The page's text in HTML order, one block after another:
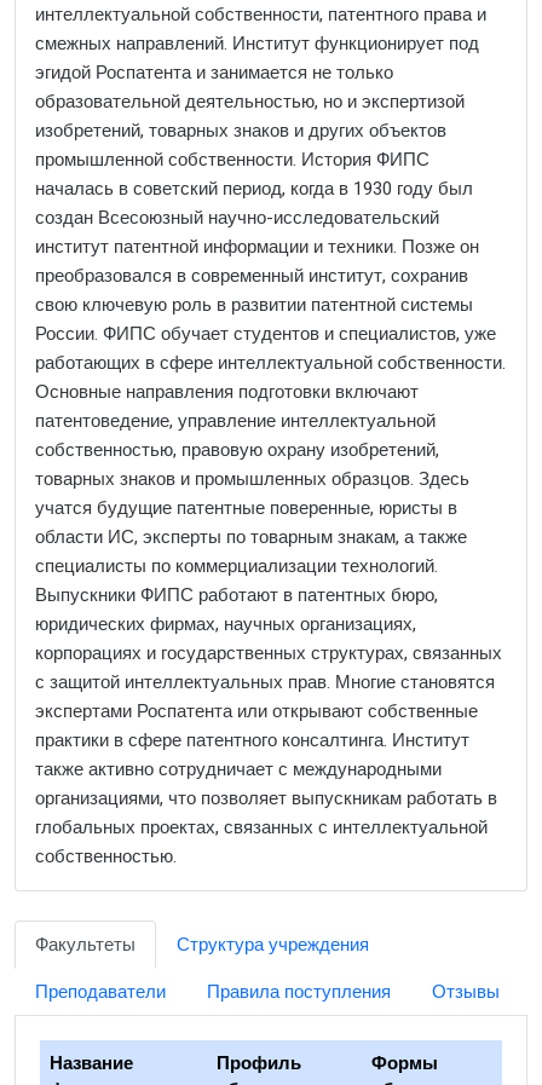
интеллектуальной собственности, патентного права и
смежных направлений. Институт функционирует под
эгидой Роспатента и занимается не только
образовательной деятельностью, но и экспертизой
изобретений, товарных знаков и других объектов
промышленной собственности. История ФИПС
началась в советский период, когда в 1930 году был
создан Всесоюзный научно-исследовательский
институт патентной информации и техники. Позже он
преобразовался в современный институт, сохранив
свою ключевую роль в развитии патентной системы
России. ФИПС обучает студентов и специалистов, уже
работающих в сфере интеллектуальной собственности.
Основные направления подготовки включают
патентоведение, управление интеллектуальной
собственностью, правовую охрану изобретений,
товарных знаков и промышленных образцов. Здесь
учатся будущие патентные поверенные, юристы в
области ИС, эксперты по товарным знакам, а также
специалисты по коммерциализации технологий.
Выпускники ФИПС работают в патентных бюро,
юридических фирмах, научных организациях,
корпорациях и государственных структурах, связанных
с защитой интеллектуальных прав. Многие становятся
экспертами Роспатента или открывают собственные
практики в сфере патентного консалтинга. Институт
также активно сотрудничает с международными
организациями, что позволяет выпускникам работать в
глобальных проектах, связанных с интеллектуальной
собственностью.
Факультеты
Структура учреждения
Преподаватели
Правила поступления Отзывы
Название
Профиль
Формы